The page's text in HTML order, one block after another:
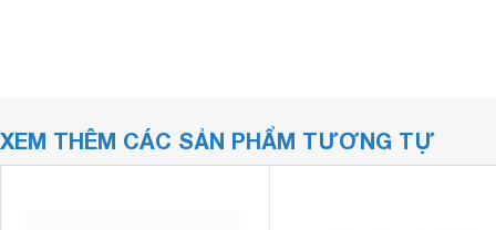
XEM THÊM CÁC SẢN PHẨM TƯƠNG TỰ